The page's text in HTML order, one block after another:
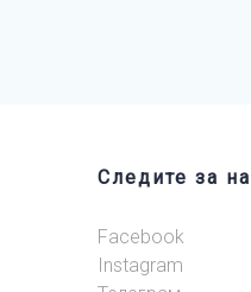
Следите за
Facebook
Instagram